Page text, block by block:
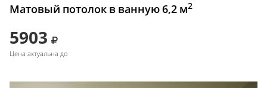
Матовый потолок в ванную 6,2 м2
5903
Цена актуальна до